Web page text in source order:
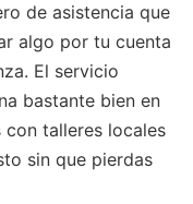
de asistencia que
algo por tu cuenta
El servicio
bastante bien en
con talleres locales
sin que pierdas